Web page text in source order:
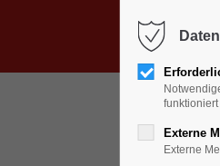
funktioniert
Externe
Externe